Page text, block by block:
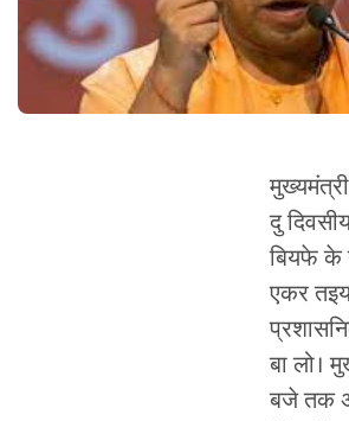
दु
बियफे के
एकर
बा लो।
बजे तक